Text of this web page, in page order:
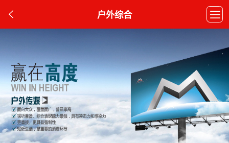
户外综合